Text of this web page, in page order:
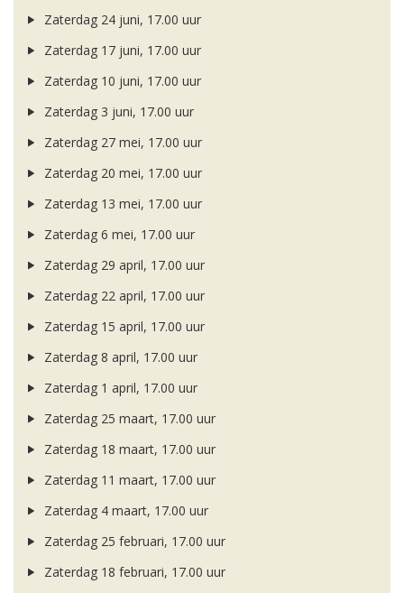
Zaterdag 24 juni, 17.00 uur
Zaterdag 17 juni, 17.00 uur
Zaterdag 10 juni, 17.00 uur
Zaterdag 3 juni, 17.00 uur
Zaterdag 27 mei, 17.00 uur
Zaterdag 20 mei, 17.00 uur
Zaterdag 13 mei, 17.00 uur
Zaterdag 6 mei, 17.00 uur
Zaterdag 29 april, 17.00 uur
Zaterdag 22 april, 17.00 uur
Zaterdag 15 april, 17.00 uur
Zaterdag 8 april, 17.00 uur
Zaterdag 1 april, 17.00 uur
Zaterdag 25 maart, 17.00 uur
Zaterdag 18 maart, 17.00 uur
Zaterdag 11 maart, 17.00 uur
Zaterdag 4 maart, 17.00 uur
Zaterdag 25 februari, 17.00 uur
Zaterdag 18 februari, 17.00 uur